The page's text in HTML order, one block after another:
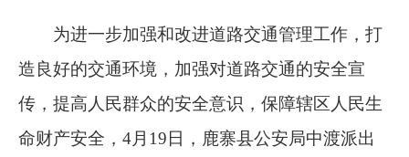
为进一步加强和改进道路交通管理工作，打
造良好的交通环境，加强对道路交通的安全宣
传，提高人民群众的安全意识，保障辖区人民生
命财产安全 ， 4月 19 日，鹿寨县公安局中渡派出